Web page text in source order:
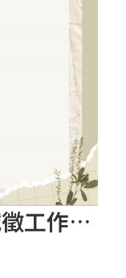
五峰旗聖母朝聖地 誠徵工作伙伴